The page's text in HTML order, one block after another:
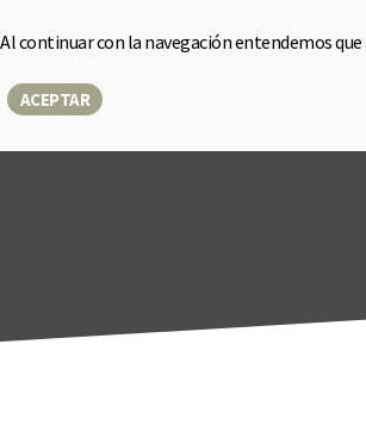
continuar con la navegación entendemos
ACEPTAR
▾ Sobre nosotros Blog Tienda